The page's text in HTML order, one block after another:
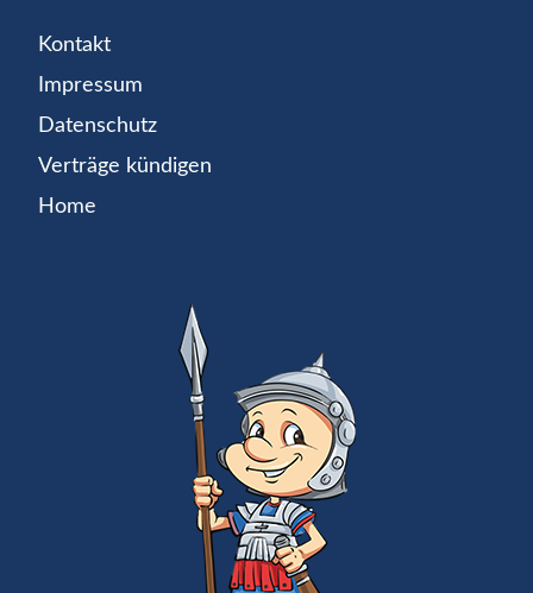
Kontakt
Impressum
Datenschutz
Verträge kündigen
Home